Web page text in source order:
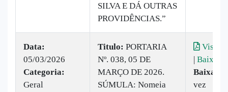
SILVA E DÁ OUTRAS
PROVIDÊNCIAS.”
Data:
05/03/2026
Categoria:
Geral
Titulo: PORTARIA
Nº. 038, 05 DE
MARÇO DE 2026.
SÚMULA: Nomeia
| Baixar
Baixado:
vez